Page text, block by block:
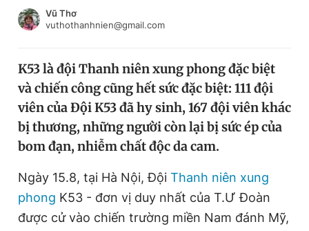
Chuyên mục khác
Tin thị trường Tin 360
Video Magazine
Sản phẩm khác
Tiện ích Bạn cần biết
Tin đã xem
Đăng xuất
Vũ Thơ
vuthothanhnien@gmail.com
K53 là đội Thanh niên xung phong đặc biệt
và chiến công cũng hết sức đặc biệt: 111 đội
viên của Đội K53 đã hy sinh, 167 đội viên khác
bị thương, những người còn lại bị sức ép của
bom đạn, nhiễm chất độc da cam.
Ngày 15.8, tại Hà Nội, Đội Thanh niên xung
phong K53 - đơn vị duy nhất của T.Ư Đoàn
được cử vào chiến trường miền Nam đánh Mỹ,